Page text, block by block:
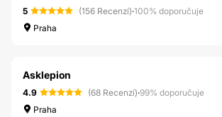
5 (156 Recenzí)·100% doporučuje
Praha
Asklepion
4.9 (68 Recenzí)·99% doporučuje
Praha